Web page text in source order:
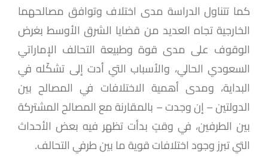
كما تتناول الدراسة مدى اختلاف وتوافق مصالحهما
الخارجية تجاه العديد من قضايا الشرق الأوسط بغرض
الوقوف على مدى قوة وطبيعة التحالف الإماراتي
السعودي الحالي، والأسباب التي أدت إلى تشكّله في
البداية، ومدى أهمية الاختلافات في المصالح بين
الدولتين – إن وجدت – بالمقارنة مع المصالح المشتركة
بين الطرفين، في وقتٍ بدأت تظهر فيه بعض الأحداث
التي تبرز وجود اختلافات قوية ما بين طرفي التحالف.